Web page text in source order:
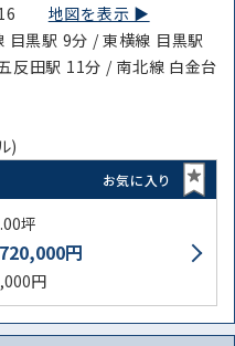
16 地図を表示 ▶︎
目黒駅 9分 / 東横線 目黒駅
反田駅 11分 / 南北線 白金台
)
お気に入り
坪
円
円